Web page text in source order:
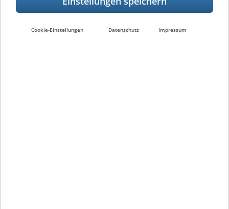
Cookie-Einstellungen Datenschutz Impressum